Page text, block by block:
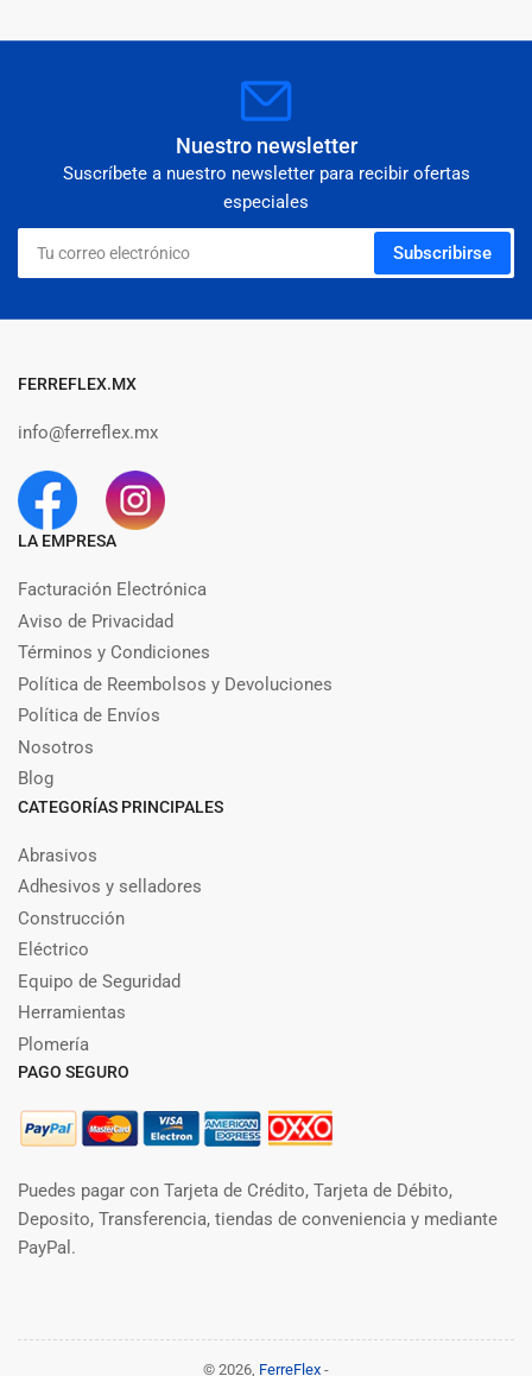
Nuestro newsletter
Suscríbete a nuestro newsletter para recibir ofertas
especiales
Tu
correo
electrónico
Subscribirse
FERREFLEX.MX
info@ferreflex.mx
LA EMPRESA
Facturación Electrónica
Aviso de Privacidad
Términos y Condiciones
Política de Reembolsos y Devoluciones
Política de Envíos
Nosotros
Blog
CATEGORÍAS PRINCIPALES
Abrasivos
Adhesivos y selladores
Construcción
Eléctrico
Equipo de Seguridad
Herramientas
Plomería
PAGO SEGURO
Puedes pagar con Tarjeta de Crédito, Tarjeta de Débito,
Deposito, Transferencia, tiendas de conveniencia y mediante
PayPal.
© 2026, FerreFlex -